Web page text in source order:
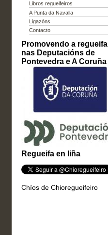
Libros regueifeiros
A Punta da Navalla
Ligazóns
Contacto
Promovendo a regueifa
nas Deputacións de
Pontevedra e A Coruña
Regueifa en liña
Chíos de Chioregueifeiro